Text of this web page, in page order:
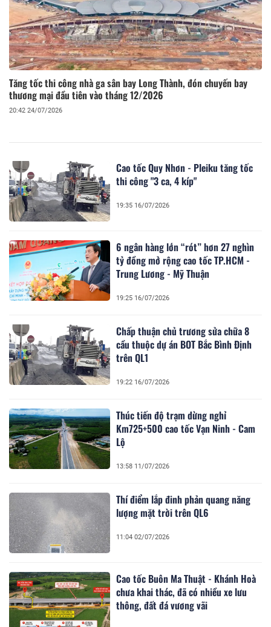
Tăng tốc thi công nhà ga sân bay Long Thành, đón chuyến bay
thương mại đầu tiên vào tháng 12/2026
20:42 24/07/2026
Cao tốc Quy Nhơn - Pleiku tăng tốc
thi công "3 ca, 4 kíp"
19:35 16/07/2026
6 ngân hàng lớn “rót” hơn 27 nghìn
tỷ đồng mở rộng cao tốc TP.HCM -
Trung Lương - Mỹ Thuận
19:25 16/07/2026
Chấp thuận chủ trương sửa chữa 8
cầu thuộc dự án BOT Bắc Bình Định
trên QL1
19:22 16/07/2026
Thúc tiến độ trạm dừng nghỉ
Km725+500 cao tốc Vạn Ninh - Cam
Lộ
13:58 11/07/2026
Thí điểm lắp đinh phản quang năng
lượng mặt trời trên QL6
11:04 02/07/2026
Cao tốc Buôn Ma Thuật - Khánh Hoà
chưa khai thác, đã có nhiều xe lưu
thông, đất đá vương vãi